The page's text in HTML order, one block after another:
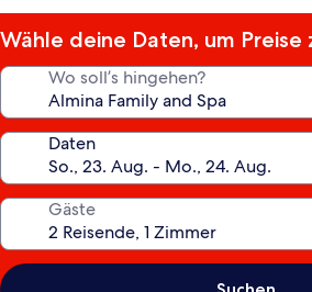
Wähle deine Daten, um Preise
Wo soll’s hingehen?
Daten
Gäste